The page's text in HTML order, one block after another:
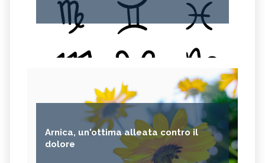
Arnica, un'ottima alleata contro il
dolore